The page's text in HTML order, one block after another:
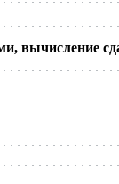
вычисление